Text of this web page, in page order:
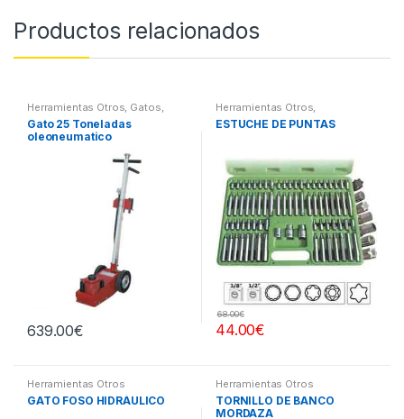
Productos relacionados
Herramientas Otros, Gatos,
Soportes y Hidraulica
Gato 25 Toneladas
oleoneumatico
639.00€
Herramientas Otros,
Herramientas De Mano ,
Herramientas De Mano,
otros
ESTUCHE DE PUNTAS
44.00€
68.00€
Herramientas Otros
GATO FOSO HIDRÁULICO
Herramientas Otros
TORNILLO DE BANCO
MORDAZA